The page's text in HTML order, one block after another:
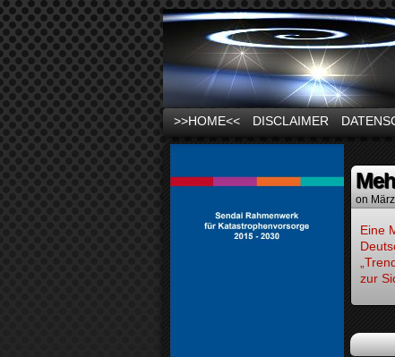
News und Infos
>>HOME<< DISCLAIMER
on
Eine
zur